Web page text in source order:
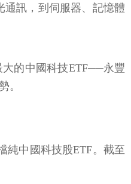
訊，到伺服器、記憶體
的中國科技ETF──永豐
。
純中國科技股ETF。截至